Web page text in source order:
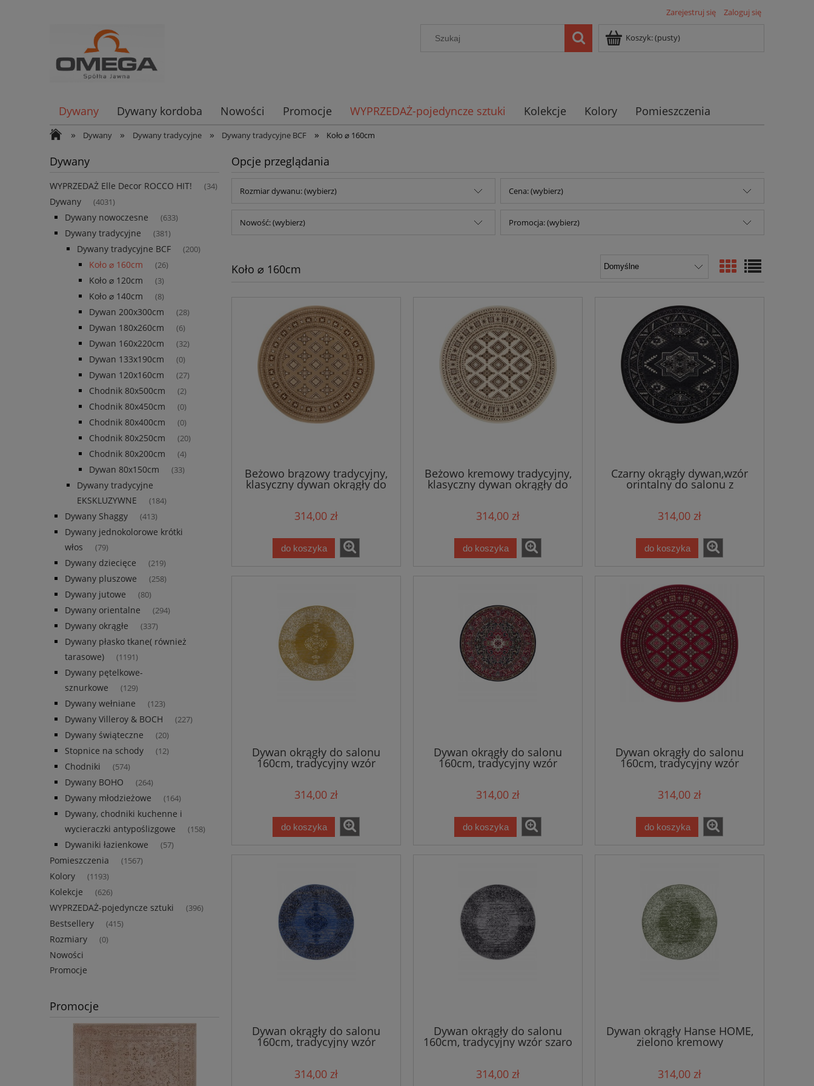
Zarejestruj się Zaloguj się
Koszyk:(pusty)
Dywany Dywany kordoba Nowości Promocje WYPRZEDAŻ-pojedyncze sztuki Kolekcje Kolory Pomieszczenia
» Dywany » Dywany tradycyjne » Dywany tradycyjne BCF » Koło ⌀ 160cm
Dywany
WYPRZEDAŻ Elle Decor ROCCO HIT! (34)
Dywany (4031)
Dywany nowoczesne (633)
Dywany tradycyjne (381)
Dywany tradycyjne BCF (200)
Koło ⌀ 160cm (26)
Koło ⌀ 120cm (3)
Koło ⌀ 140cm (8)
Dywan 200x300cm (28)
Dywan 180x260cm (6)
Dywan 160x220cm (32)
Dywan 133x190cm (0)
Dywan 120x160cm (27)
Chodnik 80x500cm (2)
Chodnik 80x450cm (0)
Chodnik 80x400cm (0)
Chodnik 80x250cm (20)
Chodnik 80x200cm (4)
Dywan 80x150cm (33)
Dywany tradycyjne
EKSKLUZYWNE
(184)
Dywany Shaggy (413)
Dywany jednokolorowe krótki
włos
(79)
Dywany dziecięce (219)
Dywany pluszowe (258)
Dywany jutowe (80)
Dywany orientalne (294)
Dywany okrągłe (337)
Dywany płasko tkane( również
tarasowe)
(1191)
Dywany pętelkowe-
sznurkowe
(129)
Dywany wełniane (123)
Dywany Villeroy & BOCH (227)
Dywany świąteczne (20)
Stopnice na schody (12)
Chodniki (574)
Dywany BOHO (264)
Dywany młodzieżowe (164)
Dywany, chodniki kuchenne i
wycieraczki antypoślizgowe
(158)
Dywaniki łazienkowe (57)
Pomieszczenia (1567)
Kolory (1193)
Kolekcje (626)
WYPRZEDAŻ-pojedyncze sztuki (396)
Bestsellery (415)
Rozmiary (0)
Nowości
Promocje
Promocje
Opcje przeglądania
Rozmiar dywanu: (wybierz) Cena: (wybierz)
Nowość: (wybierz) Promocja: (wybierz)
Koło ⌀ 160cm
Beżowo brązowy tradycyjny,
klasyczny dywan okrągły do
salonu Hanse Home160cm
314,00 zł
do koszyka
Beżowo kremowy tradycyjny,
klasyczny dywan okrągły do
salonu Nouristan 160cm
314,00 zł
do koszyka
Czarny okrągły dywan,wzór
orintalny do salonu z
miękkim włosem Tapeso
314,00 zł
do koszyka
Dywan okrągły do salonu
160cm, tradycyjny wzór
beżowo kremowy z miękkim
314,00 zł
do koszyka
Dywan okrągły do salonu
160cm, tradycyjny wzór
czerwono czarno kremowy z
Home
314,00 zł
do koszyka
Dywan okrągły do salonu
160cm, tradycyjny wzór
czerwono kremowo z
Sao Buchara
314,00 zł
do koszyka
Dywan okrągły do salonu
160cm, tradycyjny wzór
granatowo kremowo z
GLORIA
314,00 zł
Dywan okrągły do salonu
160cm, tradycyjny wzór szaro
grafitowy z miękkim włosem-
314,00 zł
Dywan okrągły Hanse HOME,
zielono kremowy
tradycyjny,klasyczny wzór ø
314,00 zł